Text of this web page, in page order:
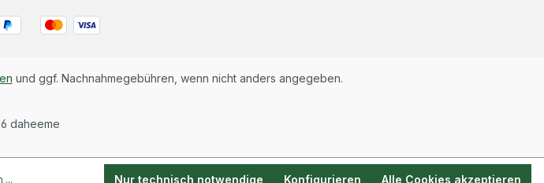
und ggf. Nachnahmegebühren, wenn nicht anders angegeben.
daheeme
... Nur technisch notwendige Konfigurieren Alle Cookies akzeptieren